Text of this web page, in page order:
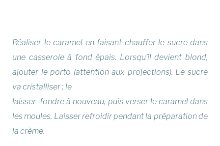
Réaliser le caramel en faisant chauffer le sucre dans
une casserole à fond épais. Lorsqu’il devient blond,
ajouter le porto (attention aux projections). Le sucre
va cristalliser ; le
laisser fondre à nouveau, puis verser le caramel dans
les moules. Laisser refroidir pendant la préparation de
la crème.